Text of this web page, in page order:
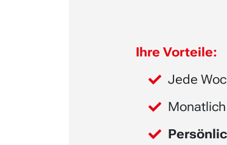
Ihre Vorteile:
Jede
Monatlich